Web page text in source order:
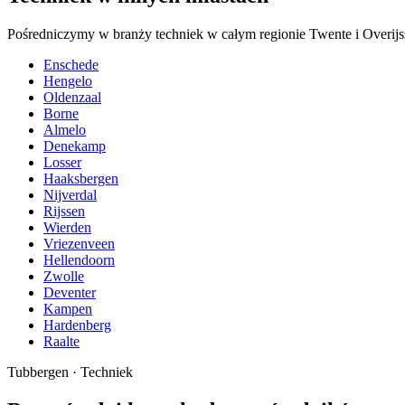
Pośredniczymy w branży techniek w całym regionie Twente i
Enschede
Hengelo
Oldenzaal
Borne
Almelo
Denekamp
Losser
Haaksbergen
Nijverdal
Rijssen
Wierden
Vriezenveen
Hellendoorn
Zwolle
Deventer
Kampen
Hardenberg
Raalte
Tubbergen · Techniek